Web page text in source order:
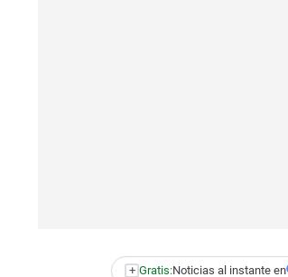
+ Gratis:Noticias al instante en